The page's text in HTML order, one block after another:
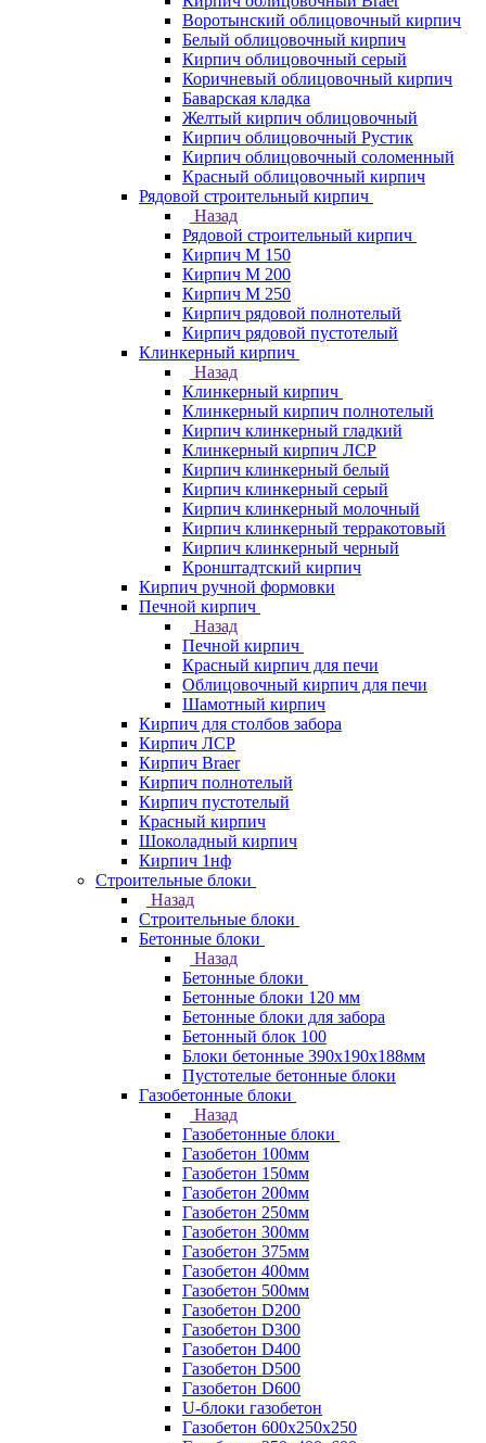
Воротынский облицовочный кирпич
Белый облицовочный кирпич
Кирпич облицовочный серый
Коричневый облицовочный кирпич
Баварская кладка
Желтый кирпич облицовочный
Кирпич облицовочный Рустик
Кирпич облицовочный соломенный
Красный облицовочный кирпич
Рядовой строительный кирпич
Назад
Рядовой строительный кирпич
Кирпич М 150
Кирпич М 200
Кирпич М 250
Кирпич рядовой полнотелый
Кирпич рядовой пустотелый
Клинкерный кирпич
Назад
Клинкерный кирпич
Клинкерный кирпич полнотелый
Кирпич клинкерный гладкий
Клинкерный кирпич ЛСР
Кирпич клинкерный белый
Кирпич клинкерный серый
Кирпич клинкерный молочный
Кирпич клинкерный терракотовый
Кирпич клинкерный черный
Кронштадтский кирпич
Кирпич ручной формовки
Печной кирпич
Назад
Печной кирпич
Красный кирпич для печи
Облицовочный кирпич для печи
Шамотный кирпич
Кирпич для столбов забора
Кирпич ЛСР
Кирпич Braer
Кирпич полнотелый
Кирпич пустотелый
Красный кирпич
Шоколадный кирпич
Кирпич 1нф
Строительные блоки
Назад
Строительные блоки
Бетонные блоки
Назад
Бетонные блоки
Бетонные блоки 120 мм
Бетонные блоки для забора
Бетонный блок 100
Блоки бетонные 390х190х188мм
Пустотелые бетонные блоки
Газобетонные блоки
Назад
Газобетонные блоки
Газобетон 100мм
Газобетон 150мм
Газобетон 200мм
Газобетон 250мм
Газобетон 300мм
Газобетон 375мм
Газобетон 400мм
Газобетон 500мм
Газобетон D200
Газобетон D300
Газобетон D400
Газобетон D500
Газобетон D600
U-блоки газобетон
Газобетон 600x250x250